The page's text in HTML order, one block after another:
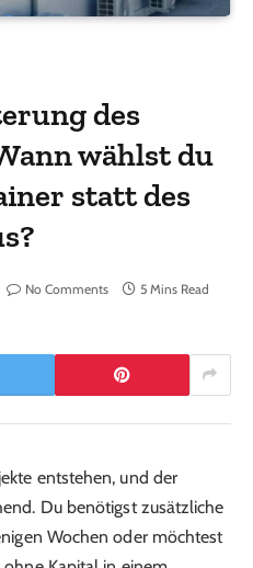
des
wählst du
statt des
No Comments
5 Mins Read
entstehen, und der
Du benötigst zusätzliche
Wochen oder möchtest